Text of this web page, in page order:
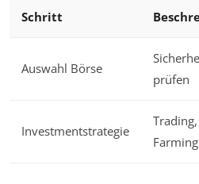
Schritt
Auswahl Börse
prüfen
Investmentstrategie
Farming